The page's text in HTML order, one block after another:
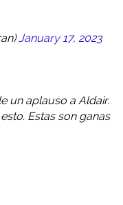
January 17, 2023
un aplauso a Aldair.
Estas son ganas